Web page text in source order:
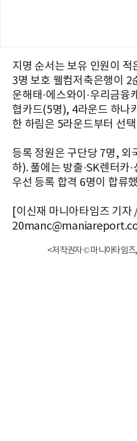
지명 순서는 보유 인원이
3명 보호 웰컴저축은행이 2
운해태·에스와이·우리금
협카드(5명), 4라운드 하나
한 하림은 5라운드부터 선
등록 정원은 구단당 7명, 외
하). 풀에는 방출·SK렌터카
우선 등록 합격 6명이 합류
[이신재 마니아타임즈 기자
<저작권자 © 마니아타임즈